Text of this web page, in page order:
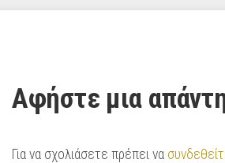
Αφήστε μια
Για να σχολιάσετε πρέπει να